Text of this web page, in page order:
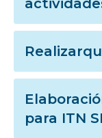
para ITN